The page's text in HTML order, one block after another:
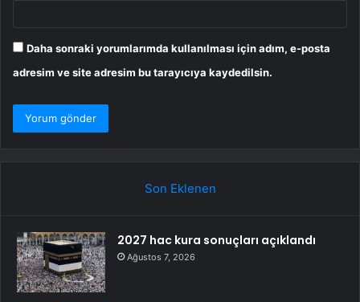
Daha sonraki yorumlarımda kullanılması için adım, e-posta
adresim ve site adresim bu tarayıcıya kaydedilsin.
Son Eklenen
2027 hac kura sonuçları açıklandı
Ağustos 7, 2026